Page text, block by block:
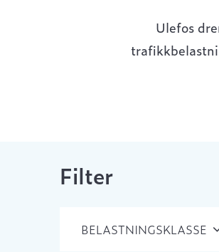
Ulefos
Filter
BELASTNINGSKLASSE